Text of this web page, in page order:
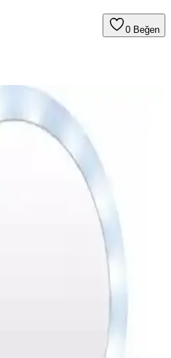
0 Beğen
Land of Myth ve
aynaları, gelişmiş özellikleri ve
Işık, büyütme ve
Esnek Işıklı Makyaj
İpuçları
esnek boynu ve LED
detaylara odaklanmayı sağlar,